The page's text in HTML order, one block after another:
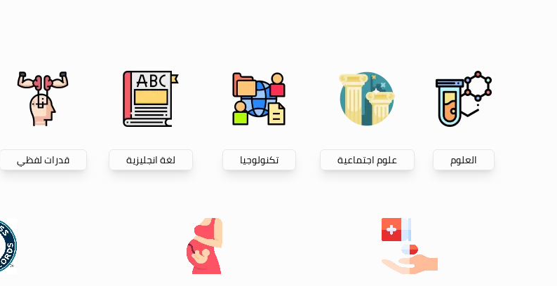
العلوم علوم اجتماعية تكنولوجيا لغة انجليزية قدرات لفظي